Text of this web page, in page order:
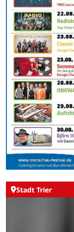
Stadt Trier